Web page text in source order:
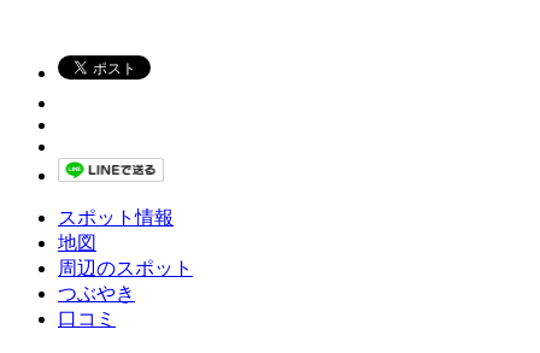
スポット情報
地図
周辺のスポット
つぶやき
口コミ